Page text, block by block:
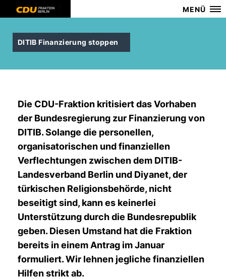
MENÜ
DITIB Finanzierung stoppen
Die CDU-Fraktion kritisiert das Vorhaben
der Bundesregierung zur Finanzierung von
DITIB. Solange die personellen,
organisatorischen und finanziellen
Verflechtungen zwischen dem DITIB-
Landesverband Berlin und Diyanet, der
türkischen Religionsbehörde, nicht
beseitigt sind, kann es keinerlei
Unterstützung durch die Bundesrepublik
geben. Diesen Umstand hat die Fraktion
bereits in einem Antrag im Januar
formuliert. Wir lehnen jegliche finanziellen
Hilfen strikt ab.